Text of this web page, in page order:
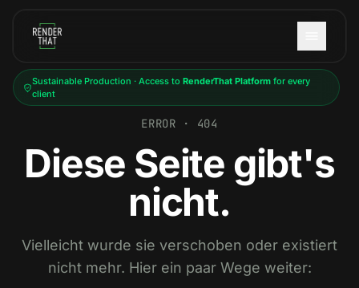
Sustainable Production · Access to RenderThat Platformfor every
client
ERROR · 404
Diese Seite gibt's
nicht.
Vielleicht wurde sie verschoben oder existiert
nicht mehr. Hier ein paar Wege weiter: